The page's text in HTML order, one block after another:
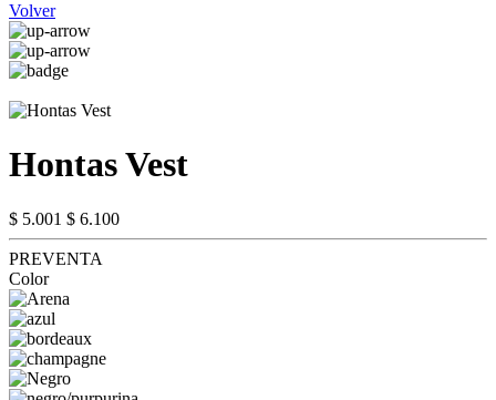
Volver
Hontas Vest
$ 5.001 $ 6.100
PREVENTA
Color